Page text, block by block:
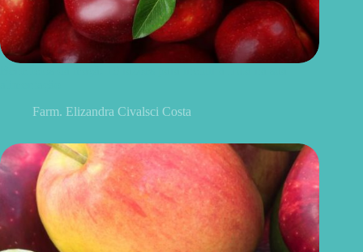
Farm. Elizandra Civalsci Costa